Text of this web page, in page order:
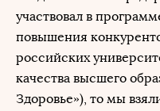
участвовал в
повышения
российских
качества высшего
Здоровье»), то мы